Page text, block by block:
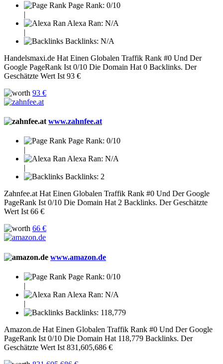
Page Rank: 0/10
|
Alexa Ran: N/A
|
Backlinks: N/A
Handelsmaxi.de Hat Einen Globalen Traffik Rank #0 Und Der
Google PageRank Ist 0/10 Die Domain Hat 0 Backlinks. Der
Geschätzte Wert Ist 93 €
93 €
www.zahnfee.at
Page Rank: 0/10
|
Alexa Ran: N/A
|
Backlinks: 2
Zahnfee.at Hat Einen Globalen Traffik Rank #0 Und Der Google
PageRank Ist 0/10 Die Domain Hat 2 Backlinks. Der Geschätzte
Wert Ist 66 €
66 €
www.amazon.de
Page Rank: 0/10
|
Alexa Ran: N/A
|
Backlinks: 118,779
Amazon.de Hat Einen Globalen Traffik Rank #0 Und Der Google
PageRank Ist 0/10 Die Domain Hat 118,779 Backlinks. Der
Geschätzte Wert Ist 831,605,686 €